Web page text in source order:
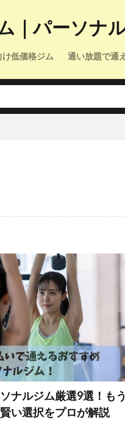
｜パーソナ
け低価格ジム 通い放題で通
ナルジム厳選9選！もう
い選択をプロが解説